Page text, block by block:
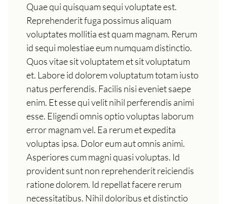
Quae qui quisquam sequi voluptate est.
Reprehenderit fuga possimus aliquam
voluptates mollitia est quam magnam. Rerum
id sequi molestiae eum numquam distinctio.
Quos vitae sit voluptatem et sit voluptatum
et. Labore id dolorem voluptatum totam iusto
natus perferendis. Facilis nisi eveniet saepe
enim. Et esse qui velit nihil perferendis animi
esse. Eligendi omnis optio voluptas laborum
error magnam vel. Ea rerum et expedita
voluptas ipsa. Dolor eum aut omnis animi.
Asperiores cum magni quasi voluptas. Id
provident sunt non reprehenderit reiciendis
ratione dolorem. Id repellat facere rerum
necessitatibus. Nihil doloribus et distinctio